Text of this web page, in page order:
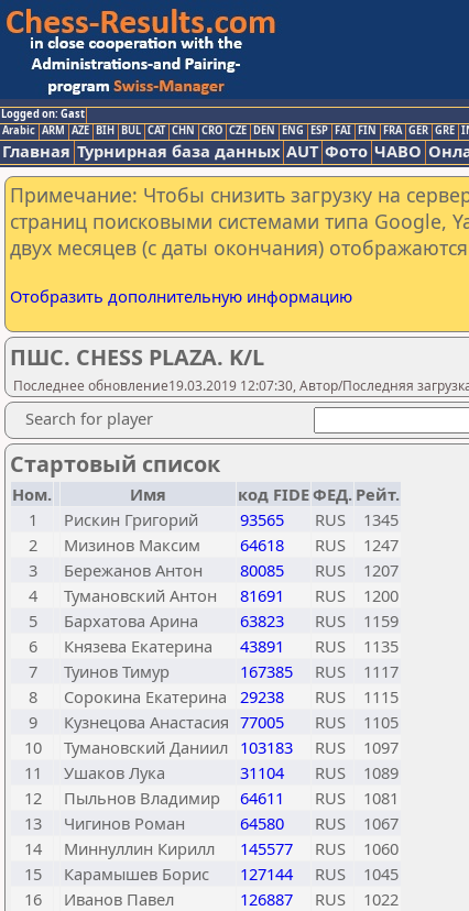
Logged on: Gast
Arabic ARM AZE BIH BUL CAT CHN CRO CZE DEN ENG ESP FAI FIN FRA GER GRE
Главная Турнирная база данных AUT Фото ЧАВО
Примечание: Чтобы снизить загрузку на
страниц поисковыми системами типа Google,
двух месяцев (с даты окончания)
Отобразить дополнительную информацию
ПШС. CHESS PLAZA. K/L
Последнее обновление19.03.2019 12:07:30, Автор/Последняя
Search for player
Стартовый список
Ном. Имя код FIDEФЕД. Рейт.
1
Рискин Григорий 93565 RUS
1345
2
Мизинов Максим 64618 RUS
1247
3
Бережанов Антон 80085 RUS
1207
4
Тумановский Антон 81691 RUS
1200
5
Бархатова Арина 63823 RUS
1159
6
Князева Екатерина 43891 RUS
1135
7
Туинов Тимур 167385 RUS
1117
8
Сорокина Екатерина 29238 RUS
1115
9
Кузнецова Анастасия 77005 RUS
1105
10
Тумановский Даниил 103183 RUS
1097
11
Ушаков Лука 31104 RUS
1089
12
Пыльнов Владимир 64611 RUS
1081
13
Чигинов Роман 64580 RUS
1067
14
Миннуллин Кирилл 145577 RUS
1060
15
Карамышев Борис 127144 RUS
1045
16
Иванов Павел 126887 RUS
1022